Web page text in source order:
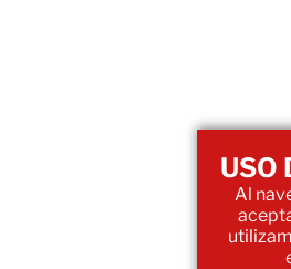
Priyanka Chopra y Nick Jonas en los
USO
Al